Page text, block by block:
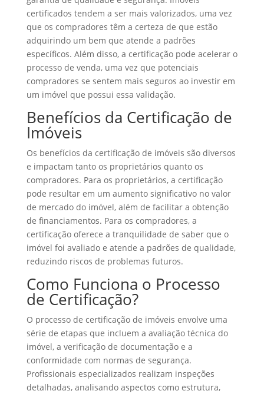
certificados tendem a ser mais valorizados, uma vez
que os compradores têm a certeza de que estão
adquirindo um bem que atende a padrões
específicos. Além disso, a certificação pode acelerar o
processo de venda, uma vez que potenciais
compradores se sentem mais seguros ao investir em
um imóvel que possui essa validação.
Benefícios da Certificação de
Imóveis
Os benefícios da certificação de imóveis são diversos
e impactam tanto os proprietários quanto os
compradores. Para os proprietários, a certificação
pode resultar em um aumento significativo no valor
de mercado do imóvel, além de facilitar a obtenção
de financiamentos. Para os compradores, a
certificação oferece a tranquilidade de saber que o
imóvel foi avaliado e atende a padrões de qualidade,
reduzindo riscos de problemas futuros.
Como Funciona o Processo
de Certificação?
O processo de certificação de imóveis envolve uma
série de etapas que incluem a avaliação técnica do
imóvel, a verificação de documentação e a
conformidade com normas de segurança.
Profissionais especializados realizam inspeções
detalhadas, analisando aspectos como estrutura,